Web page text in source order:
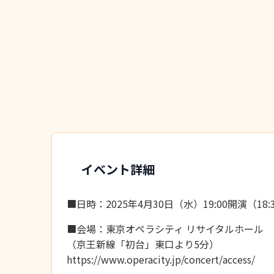
イベント詳細
■日時：2025年4月30日（水）19:00開演（
■会場：東京オペラシティ リサイタルホール
（京王新線「初台」東口より5分）
https://www.operacity.jp/concert/access/